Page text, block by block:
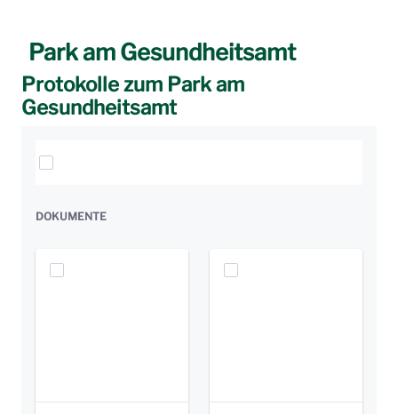
Park am Gesundheitsamt
Protokolle zum Park am
Gesundheitsamt
Elemente auswählen
DOKUMENTE